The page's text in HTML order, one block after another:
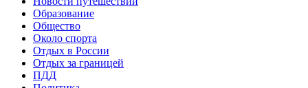
Образование
Общество
Около спорта
Отдых в России
Отдых за границей
ПДД